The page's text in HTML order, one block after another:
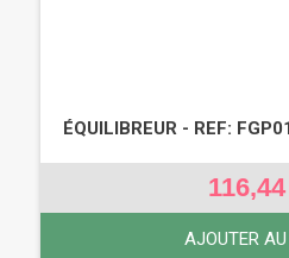
ÉQUILIBREUR - REF:
AJOUTER